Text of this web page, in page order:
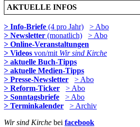
AKTUELLE INFOS
> Info-Briefe (4 pro Jahr)
> Abo
> Newsletter (monatlich)
> Abo
> Online-Veranstaltungen
> Videos von/mit Wir sind Kirche
> aktuelle Buch-Tipps
> aktuelle Medien-Tipps
> Presse-Newsletter
> Abo
> Reform-Ticker
> Abo
> Sonntagsbriefe
> Abo
> Terminkalender
> Archiv
Wir sind Kirche bei facebook